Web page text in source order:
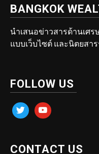
BANGKOK
นำเสนอข่าวสารด้านเศร
แบบเว็บไซต์ และนิตยสา
FOLLOW US
twitter youtube
CONTACT US